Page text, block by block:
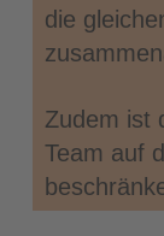
die
Zudem ist
Team auf